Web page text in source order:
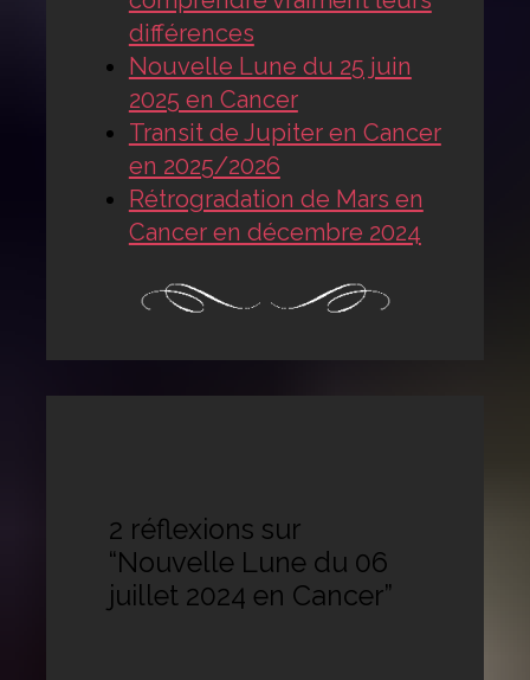
différences
Nouvelle Lune du 25 juin
2025 en Cancer
Transit de Jupiter en Cancer
en 2025/2026
Rétrogradation de Mars en
Cancer en décembre 2024
2 réflexions sur
“Nouvelle Lune du 06
juillet 2024 en Cancer”